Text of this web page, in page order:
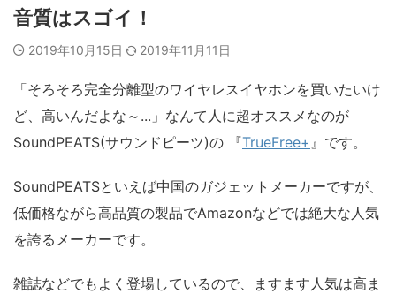
音質はスゴイ！
2019年10月15日 2019年11月11日
「そろそろ完全分離型のワイヤレスイヤホンを買いたいけ
ど、高いんだよな～...」なんて人に超オススメなのが
SoundPEATS(サウンドピーツ)の 『TrueFree+ 』です。
SoundPEATSといえば中国のガジェットメーカーですが、
低価格ながら高品質の製品でAmazonなどでは絶大な人気
を誇るメーカーです。
雑誌などでもよく登場しているので、ますます人気は高ま